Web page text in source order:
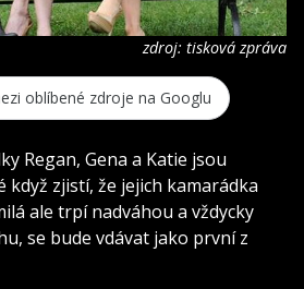
zdroj: tisková zpráva
oblíbené zdroje na Googlu
Regan, Gena a Katie jsou
zjistí, že jejich kamarádka
ale trpí nadváhou a vždycky
se bude vdávat jako první z